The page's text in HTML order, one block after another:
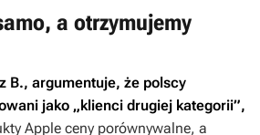
a otrzymujemy
B., argumentuje, że polscy
jako „klienci drugiej kategorii”,
Apple ceny porównywalne, a